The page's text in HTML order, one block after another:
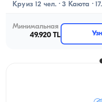
Круиз 12 чел. · 3 Каюта ·
Минимальная
49.920 TL